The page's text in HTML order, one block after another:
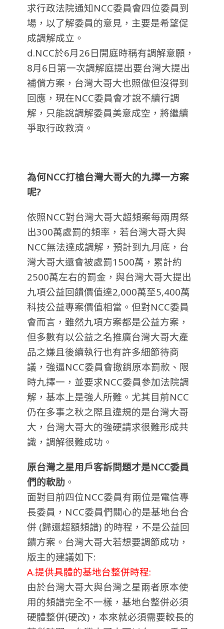
求行政法院通知NCC委員會四位委員到
場，以了解委員的意見，主要是希望促
成調解成立。
d.NCC於6月26日開庭時稱有調解意願，
8月6日第一次調解庭提出要台灣大提出
補償方案，台灣大哥大也照做但沒得到
回應，現在NCC委員會才說不續行調
解，只能說調解委員美意成空，將繼續
爭取行政救濟。
為何NCC打槍台灣大哥大的九擇一方案
呢?
依照NCC對台灣大哥大超頻案每兩周祭
出300萬處罰的頻率，若台灣大哥大與
NCC無法達成調解，預計到九月底，台
灣大哥大還會被處罰1500萬，累計約
2500萬左右的罰金，與台灣大哥大提出
九項公益回饋價值達2,000萬至5,400萬
科技公益專案價值相當。但對NCC委員
會而言，雖然九項方案都是公益方案，
但多數有以公益之名推廣台灣大哥大產
品之嫌且後續執行也有許多細節待商
議，強逼NCC委員會撤銷原本罰款、限
時九擇一，並要求NCC委員參加法院調
解，基本上是強人所難。尤其目前NCC
仍在多事之秋之際且違規的是台灣大哥
大，台灣大哥大的強硬請求很難形成共
識，調解很難成功。
原台灣之星用戶客訴問題才是NCC委員
們的軟肋 。
面對目前四位NCC委員有兩位是電信專
長委員，NCC委員們關心的是基地台合
併 (歸還超額頻譜) 的時程，不是公益回
饋方案。 台灣大哥大若想要調節成功，
版主的建議如下:
A.提供具體的基地台整併時程:
由於台灣大哥大與台灣之星兩者原本使
用的頻譜完全不一樣，基地台整併必須
硬體整併(硬改)，本來就必須需要較長的